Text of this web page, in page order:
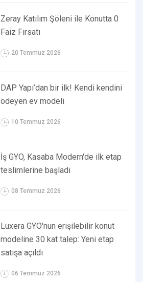
Zeray Katılım Şöleni ile Konutta 0
Faiz Fırsatı
20 Temmuz 2026
DAP Yapı’dan bir ilk! Kendi kendini
ödeyen ev modeli
10 Temmuz 2026
İş GYO, Kasaba Modern'de ilk etap
teslimlerine başladı
08 Temmuz 2026
Luxera GYO'nun erişilebilir konut
modeline 30 kat talep: Yeni etap
satışa açıldı
06 Temmuz 2026